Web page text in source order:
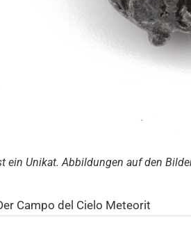
ein Unikat. Abbildungen auf den
Campo del Cielo Meteorit